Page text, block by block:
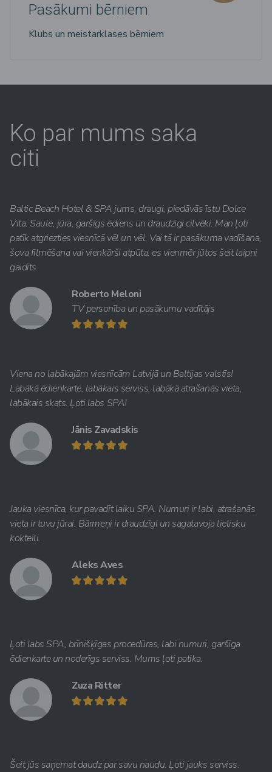
Pasākumi bērniem
Klubs un meistarklases bērniem
Ko par mums saka
citi
Baltic Beach Hotel & SPA jums, draugi, piedāvās īstu Dolce
Vita. Saule, jūra, garšīgs ēdiens un draudzīgi cilvēki. Man ļoti
patīk atgriezties viesnīcā vēl un vēl. Vai tā ir pasākuma vadīšana,
šova filmēšana vai vienkārši atpūta, es vienmēr jūtos šeit laipni
gaidīts.
Roberto Meloni
TV personība un pasākumu vadītājs
Viena no labākajām viesnīcām Latvijā un Baltijas valstīs!
Labākā ēdienkarte, labākais serviss, labākā atrašanās vieta,
labākais skats. Ļoti labs SPA!
Jānis Zavadskis
Jauka viesnīca, kur pavadīt laiku SPA. Numuri ir labi, atrašanās
vieta ir tuvu jūrai. Bārmeņi ir draudzīgi un sagatavoja lielisku
kokteili.
Aleks Aves
Ļoti labs SPA, brīnišķīgas procedūras, labi numuri, garšīga
ēdienkarte un noderīgs serviss. Mums ļoti patika.
Zuza Ritter
Šeit jūs saņemat daudz par savu naudu. Ļoti jauks serviss.